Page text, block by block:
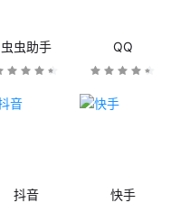
虫虫助手 QQ
抖音 快手